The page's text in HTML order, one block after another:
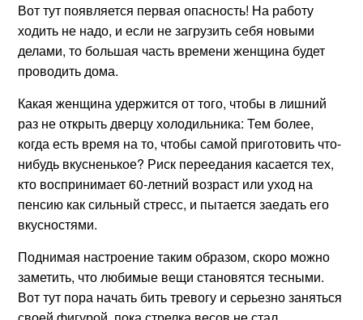
Вот тут появляется первая опасность! На работу
ходить не надо, и если не загрузить себя новыми
делами, то большая часть времени женщина будет
проводить дома.
Какая женщина удержится от того, чтобы в лишний
раз не открыть дверцу холодильника: Тем более,
когда есть время на то, чтобы самой приготовить что-
нибудь вкусненькое? Риск переедания касается тех,
кто воспринимает 60-летний возраст или уход на
пенсию как сильный стресс, и пытается заедать его
вкусностями.
Поднимая настроение таким образом, скоро можно
заметить, что любимые вещи становятся тесными.
Вот тут пора начать бить тревогу и серьезно заняться